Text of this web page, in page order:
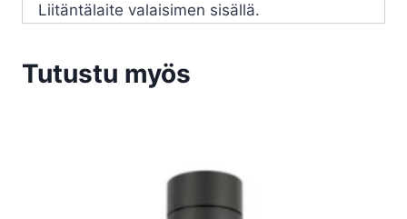
Liitäntälaite valaisimen sisällä.
Tutustu myös